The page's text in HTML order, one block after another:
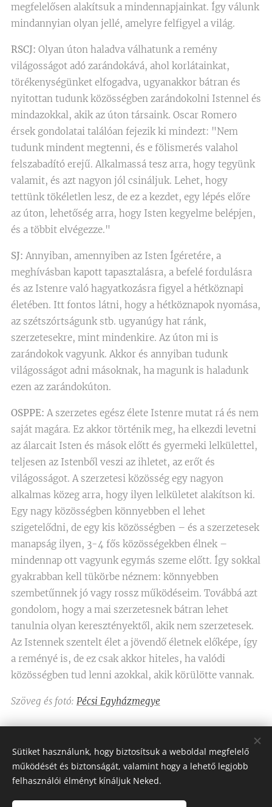
megfelelősen alakítsuk a mindennapjainkat. Így válunk
mindannyian olyan jellé, amelyre felfigyel a világ.
RSCJ: Olyan úton haladva válhatunk a remény
világosságot adó zarándokává, ahol korlátainkat,
törékenységünket elfogadva, ugyanakkor bátran és
nyitottan tudunk közösségben zarándokolni Istennel és
mindazokkal, akik az úton társaink. Oscar Romero
érsek gondolatai találóan fejezik ki mindezt: "Nem
tudunk mindent megtenni, és e fölismerés valahol
felszabadító erejű. Alkalmassá tesz arra, hogy tegyünk
valamit, és azt nagyon jól csináljuk. Lehet, hogy
tettünk tökéletlen lesz, de ez a kezdet, egy lépés előre
az úton, lehetőség arra, hogy Isten kegyelme belépjen,
és a többit elvégezze."
SJ: Annyiban, amennyiben az Isten Ígéretére, a
meghívásban kapott tapasztalásra, a befelé fordulásra
és az Istenre való hagyatkozásra figyel a hétköznapi
életében. Itt fontos látni, hogy a hétköznapok nyomása,
az szétszórtságunk stb. ugyanúgy hat ránk,
szerzetesekre, mint mindenkire. Az úton mi is
zarándokok vagyunk. Akkor és annyiban tudunk
világosságot adni másoknak, ha magunk is haladunk
ezen az zarándokúton.
OSPPE: A szerzetes egész élete Istenre mutat rá és nem
saját magára. Ez akkor történik meg, ha elkezdi levetni
az álarcait Isten és mások előtt és gyermeki lelkülettel,
teljesen az Istenből veszi az ihletet, az erőt és
világosságot. A szerzetesi közösség egy nagyon
alkalmas közeg arra, hogy ilyen lelkületet alakítson ki.
Egy nagy közösségben könnyebben el lehet
szigetelődni, de egy kis közösségben – és a szerzetesek
manapság ilyen, 3-4 fős közösségekben élnek –
mindennap ott vagyunk egymás szeme előtt. Így sokkal
gyakrabban kell tükörbe néznem: könnyebben
szembetűnnek jó vagy rossz működéseim. Továbbá azt
gondolom, hogy a mai szerzetesnek bátran lehet
tanulnia olyan keresztényektől, akik nem szerzetesek.
Az Istennek szentelt élet a jövendő életnek előképe, így
a reményé is, de ez csak akkor hiteles, ha valódi
közösségben tud lenni azokkal, akik körülötte vannak.
Szöveg és fotó: Pécsi Egyházmegye
Sütiket használunk, hogy biztosítsuk a weboldal megfelelő
működését és biztonságát, valamint hogy a lehető legjobb
felhasználói élményt kínáljuk Neked.